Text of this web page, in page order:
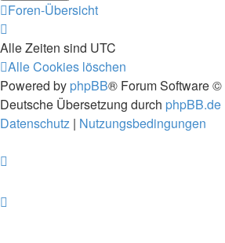
Foren-Übersicht
Alle Zeiten sind UTC
Alle Cookies löschen
Powered by phpBB® Forum Software
Deutsche Übersetzung durch phpBB.de
Datenschutz | Nutzungsbedingungen